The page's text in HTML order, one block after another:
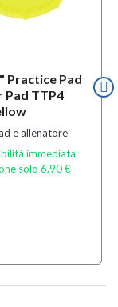
Practice Pad
Pad TTP4
e allenatore
immediata
solo 6,90 €